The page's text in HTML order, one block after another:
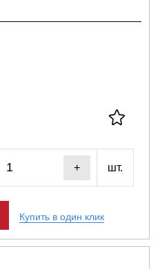
+ шт.
Купить в один клик